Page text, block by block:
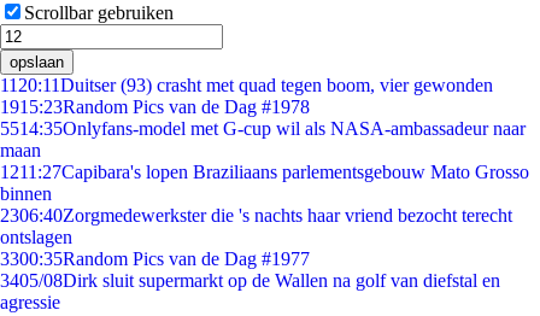
Scrollbar gebruiken
opslaan
11 20:11Duitser (93) crasht met quad tegen boom, vier gewonden
1915:23Random Pics van de Dag #1978
5514:35Onlyfans-model met G-cup wil als NASA-ambassadeur naar
maan
1211:27Capibara's lopen Braziliaans parlementsgebouw Mato Grosso
binnen
2306:40Zorgmedewerkster die 's nachts haar vriend bezocht terecht
ontslagen
3300:35Random Pics van de Dag #1977
3405/08Dirk sluit supermarkt op de Wallen na golf van diefstal en
agressie